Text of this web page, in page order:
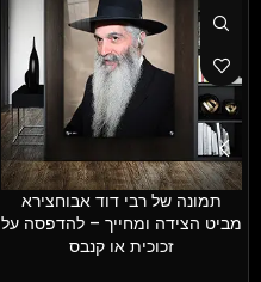
תמונה של רבי דוד אבוחצירא
מביט הצידה ומחייך – להדפסה על
זכוכית או קנבס